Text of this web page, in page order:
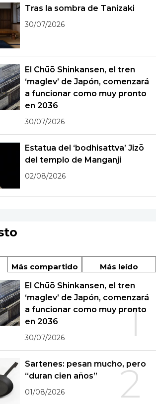
Tras la sombra de Tanizaki
30/07/2026
El Chūō Shinkansen, el tren
‘maglev’ de Japón, comenzará
a funcionar como muy pronto
en 2036
30/07/2026
Estatua del ‘bodhisattva’ Jizō
del templo de Manganji
02/08/2026
Más compartido Más leído
1
El Chūō Shinkansen, el tren
‘maglev’ de Japón, comenzará
a funcionar como muy pronto
en 2036
30/07/2026
2
Sartenes: pesan mucho, pero
“duran cien años”
01/08/2026